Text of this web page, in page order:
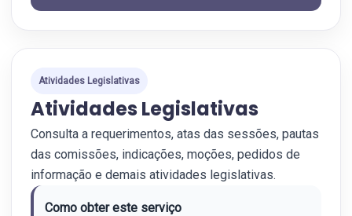
Atividades Legislativas
Atividades Legislativas
Consulta a requerimentos, atas das sessões, pautas
das comissões, indicações, moções, pedidos de
informação e demais atividades legislativas.
Como obter este serviço